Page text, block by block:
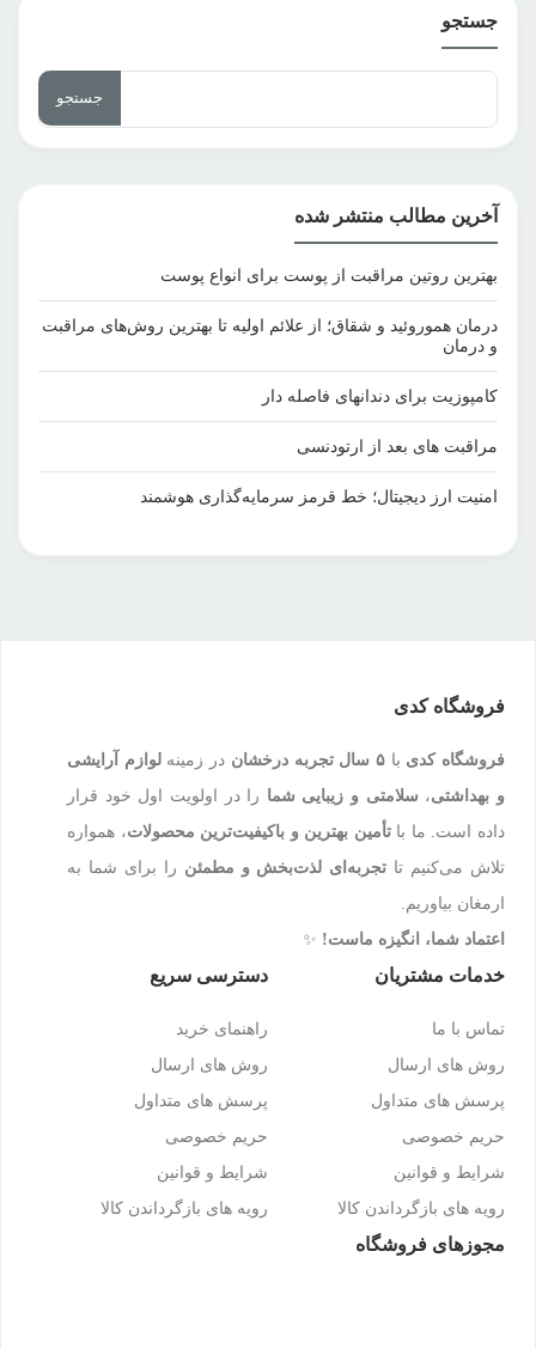
جستجو
جستجو
آخرین مطالب منتشر شده
بهترین روتین مراقبت از پوست برای انواع پوست
درمان هموروئید و شقاق؛ از علائم اولیه تا بهترین روش‌های مراقبت
و درمان
کامپوزیت برای دندانهای فاصله دار
مراقبت‌ های بعد از ارتودنسی
امنیت ارز دیجیتال؛ خط قرمز سرمایه‌گذاری هوشمند
فروشگاه کدی
فروشگاه کدی با۵ سال تجربه درخشان در زمینهلوازم آرایشی
و بهداشتی، سلامتی و زیبایی شما را در اولویت اول خود قرار
داده است. ما باتأمین بهترین و باکیفیت‌ترین محصولات، همواره
تلاش می‌کنیم تا تجربه‌ای لذت‌بخش و مطمئن را برای شما به
ارمغان بیاوریم.
اعتماد شما، انگیزه ماست! ✨
خدمات مشتریان
تماس با ما
روش های ارسال
پرسش های متداول
حریم خصوصی
شرایط و قوانین
رویه های بازگرداندن کالا
دسترسی سریع
راهنمای خرید
روش های ارسال
پرسش های متداول
حریم خصوصی
شرایط و قوانین
رویه های بازگرداندن کالا
مجوزهای فروشگاه